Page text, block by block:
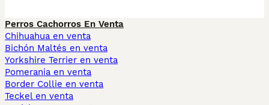
Perros Cachorros En Venta
Chihuahua en venta
Bichón Maltés en venta
Yorkshire Terrier en venta
Pomerania en venta
Border Collie en venta
Teckel en venta